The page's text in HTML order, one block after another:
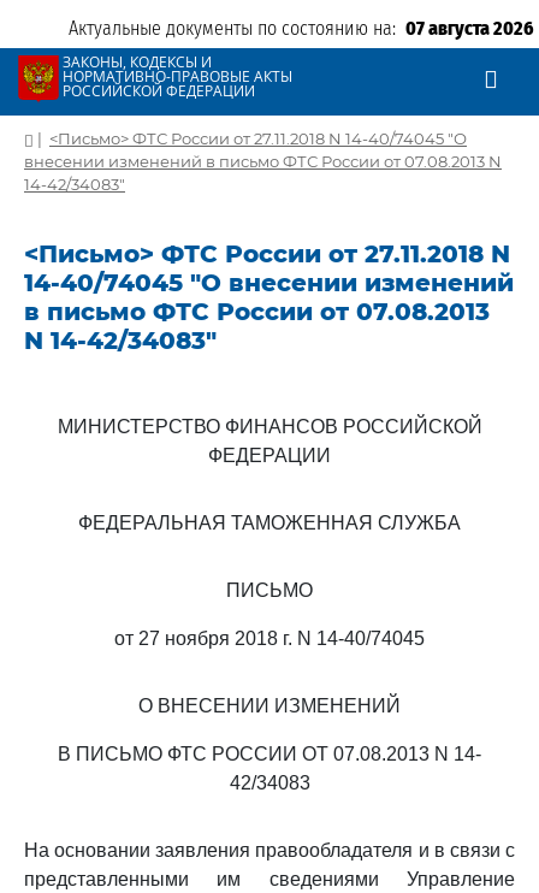
Актуальные документы по состоянию на: 07 августа 2026
ЗАКОНЫ, КОДЕКСЫ И
НОРМАТИВНО-ПРАВОВЫЕ АКТЫ
РОССИЙСКОЙ ФЕДЕРАЦИИ
| <Письмо> ФТС России от 27.11.2018 N 14-40/74045 "О
внесении изменений в письмо ФТС России от 07.08.2013 N
14-42/34083"
<Письмо> ФТС России от 27.11.2018 N
14-40/74045 "О внесении изменений
в письмо ФТС России от 07.08.2013
N 14-42/34083"
МИНИСТЕРСТВО ФИНАНСОВ РОССИЙСКОЙ
ФЕДЕРАЦИИ
ФЕДЕРАЛЬНАЯ ТАМОЖЕННАЯ СЛУЖБА
ПИСЬМО
от 27 ноября 2018 г. N 14-40/74045
О ВНЕСЕНИИ ИЗМЕНЕНИЙ
В ПИСЬМО ФТС РОССИИ ОТ 07.08.2013 N 14-
42/34083
На основании заявления правообладателя и в связи с
представленными им сведениями Управление